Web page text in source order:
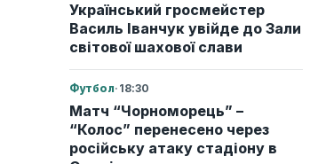
Український гросмейстер
Василь Іванчук увійде до Зали
світової шахової слави
Футбол· 18:30
Матч “Чорноморець” –
“Колос” перенесено через
російську атаку стадіону в